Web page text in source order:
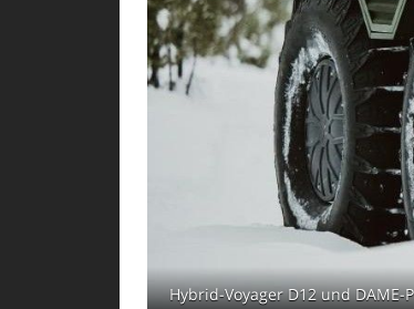
Hybrid-Voyager D12 und